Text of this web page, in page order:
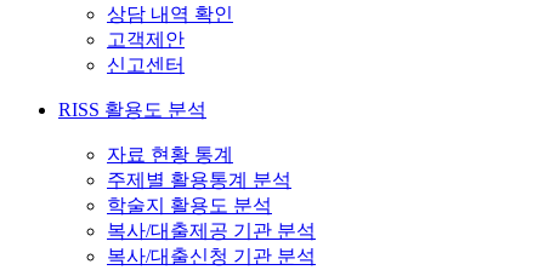
상담 내역 확인
고객제안
신고센터
RISS 활용도 분석
자료 현황 통계
주제별 활용통계 분석
학술지 활용도 분석
복사/대출제공 기관 분석
복사/대출신청 기관 분석